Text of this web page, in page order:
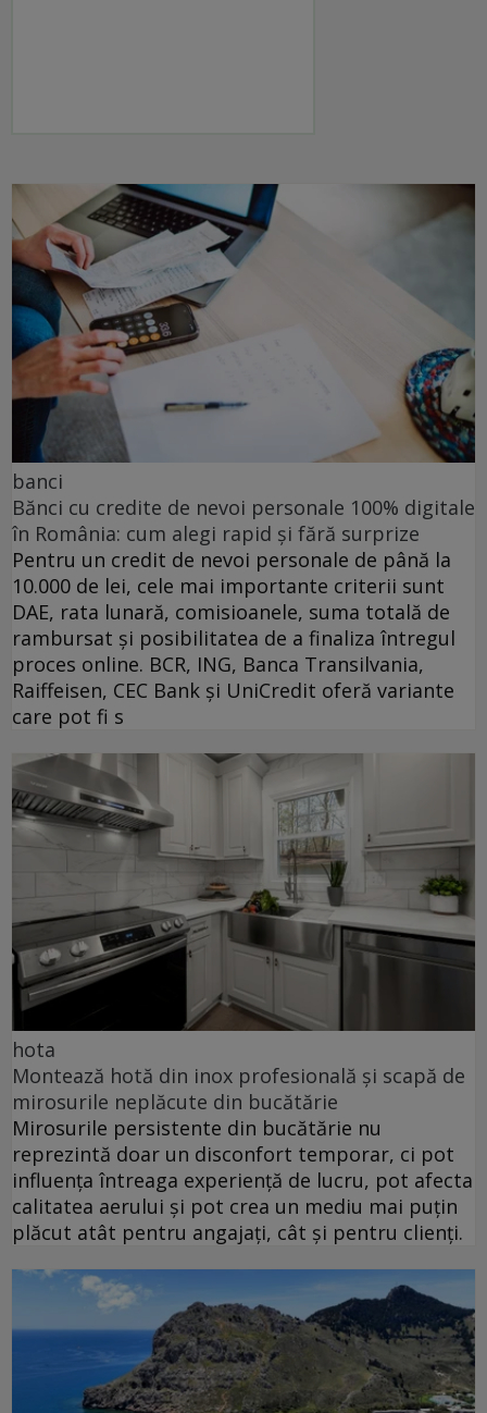
banci
Bănci cu credite de nevoi personale 100% digitale
în România: cum alegi rapid și fără surprize
Pentru un credit de nevoi personale de până la
10.000 de lei, cele mai importante criterii sunt
DAE, rata lunară, comisioanele, suma totală de
rambursat și posibilitatea de a finaliza întregul
proces online. BCR, ING, Banca Transilvania,
Raiffeisen, CEC Bank și UniCredit oferă variante
care pot fi s
hota
Montează hotă din inox profesională și scapă de
mirosurile neplăcute din bucătărie
Mirosurile persistente din bucătărie nu
reprezintă doar un disconfort temporar, ci pot
influența întreaga experiență de lucru, pot afecta
calitatea aerului și pot crea un mediu mai puțin
plăcut atât pentru angajați, cât și pentru clienți.